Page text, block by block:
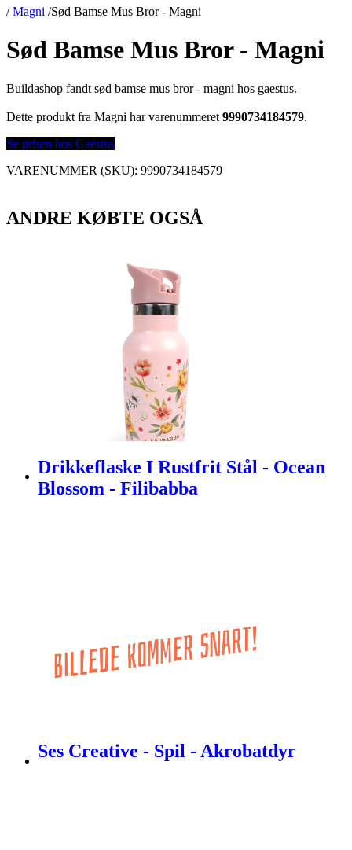
/ Magni /Sød Bamse Mus Bror - Magni
Sød Bamse Mus Bror - Magni
Buildashop fandt sød bamse mus bror - magni hos gaestus.
Dette produkt fra Magni har varenummeret 9990734184579.
Se prisen hos Gaestus
VARENUMMER (SKU): 9990734184579
ANDRE KØBTE OGSÅ
Drikkeflaske I Rustfrit Stål - Ocean
Blossom - Filibabba
Ses Creative - Spil - Akrobatdyr